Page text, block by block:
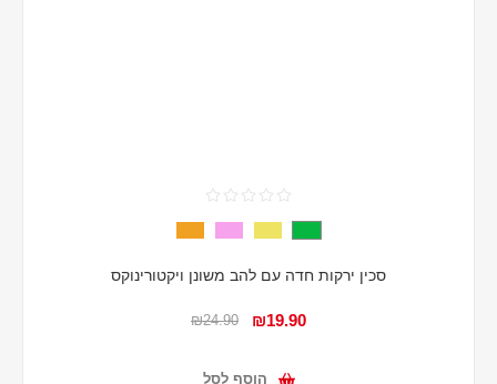
סכין ירקות חדה עם להב משונן ויקטורינוקס
₪19.90
₪24.90
הוסף לסל